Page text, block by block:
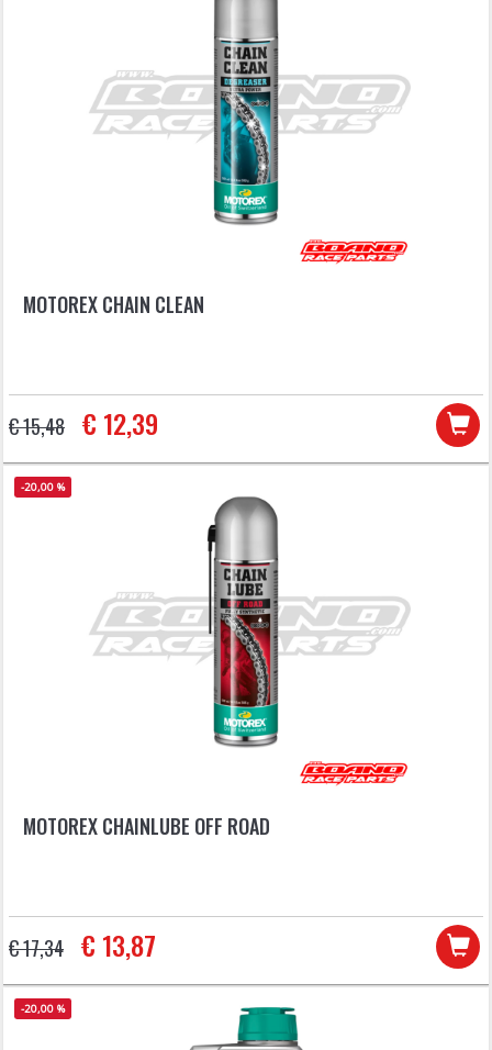
MOTOREX CHAIN CLEAN
€ 15,48 € 12,39
-20,00 %
MOTOREX CHAINLUBE OFF ROAD
€ 17,34 € 13,87
-20,00 %